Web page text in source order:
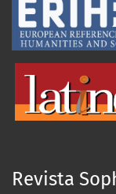
Revista